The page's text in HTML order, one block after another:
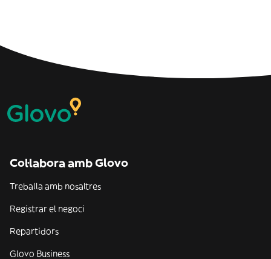
Col·labora amb Glovo
Treballa amb nosaltres
Registrar el negoci
Repartidors
Glovo Business